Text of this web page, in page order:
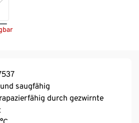
saugfähig
durch gezwirnte